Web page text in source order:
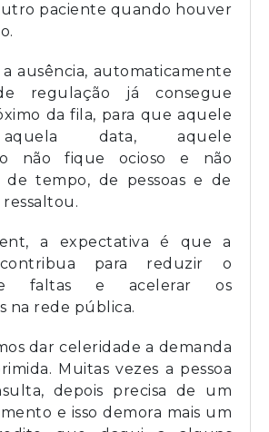
paciente quando houver
a ausência, automaticamente
regulação já consegue
da fila, para que aquele
data, aquele
não fique ocioso e não
tempo, de pessoas e de
ressaltou.
a expectativa é que a
para reduzir o
faltas e acelerar os
na rede pública.
dar celeridade a demanda
Muitas vezes a pessoa
depois precisa de um
e isso demora mais um